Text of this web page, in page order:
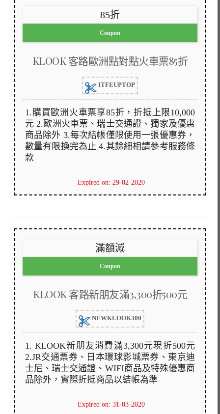
85折
Coupon
KLOOK 客路歐洲點對點火車票85折
ITFEUPTOP
1.購買歐洲火車票享85折，折抵上限10,000
元 2.歐洲火車票、瑞士交通證、獨家及優惠
商品除外 3.每次結帳僅限使用一張優惠券，
數量有限換完為止 4.其餘細相請參考服務條
款
Expired on: 29-02-2020
滿額減
Coupon
KLOOK 客路新朋友滿3,300折500元
NEWKLOOK300
1. KLOOK新朋友消費滿3,300元現折500元
2.JR交通票券、日本環球影城票券、東京迪
士尼、瑞士交通證、WIFI商品及特殊優惠商
品除外，實際折抵商品以結帳為準
Expired on: 31-03-2020